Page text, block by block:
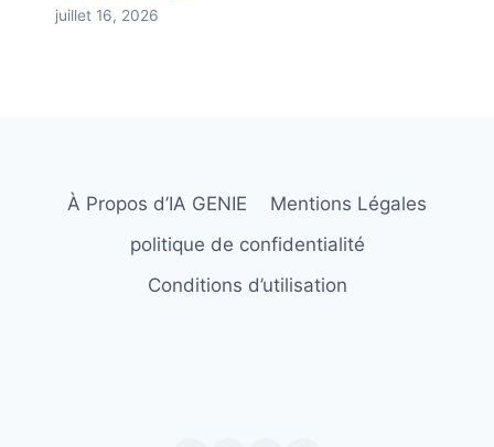
juillet 16, 2026
À Propos d’IA GENIE
Mentions Légales
politique de confidentialité
Conditions d’utilisation